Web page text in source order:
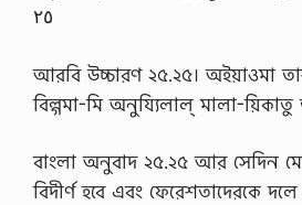
٢٥
আরবি উচ্চারণ ২৫.২৫। অইয়াওমা
বিল্গমা-মি অনুয্যিলাল্ মালা-য়িকাতু
বাংলা অনুবাদ ২৫.২৫ আর সেদিন
বিদীর্ণ হবে এবং ফেরেশতাদেরকে